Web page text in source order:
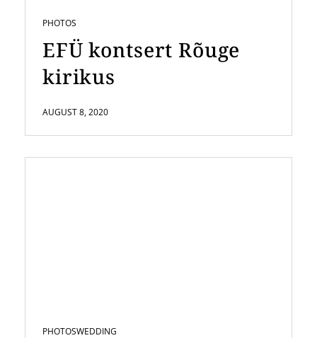
PHOTOS
EFÜ kontsert Rõuge
kirikus
AUGUST 8, 2020
PHOTOSWEDDING